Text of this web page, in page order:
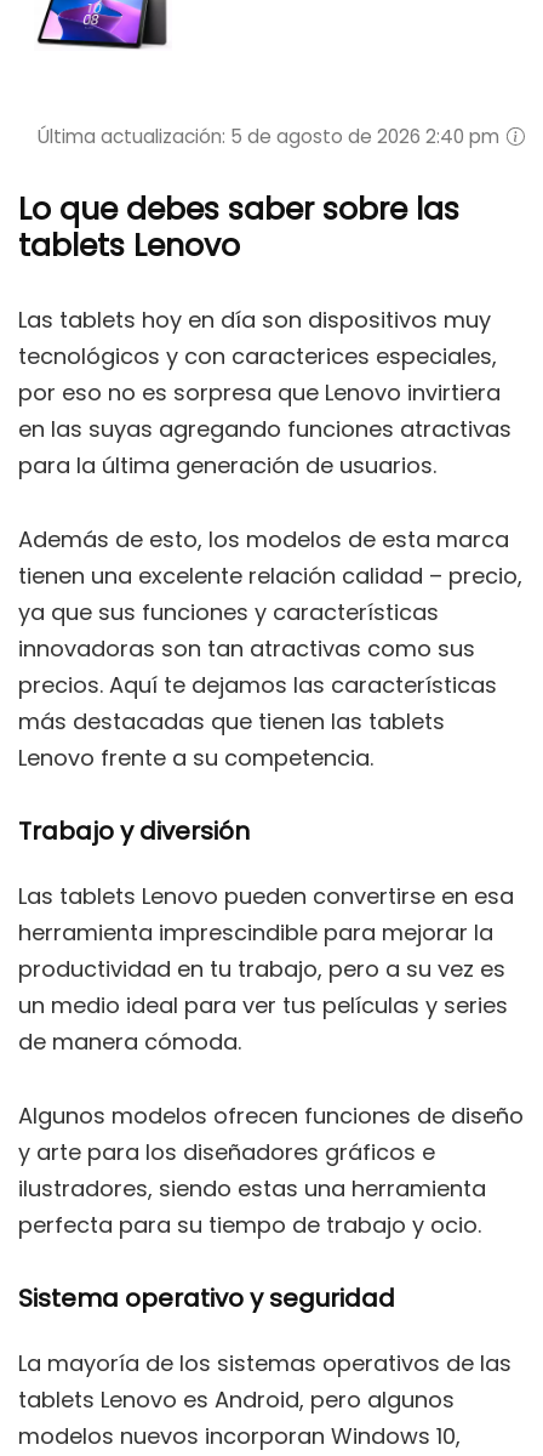
Última actualización: 5 de agosto de 2026 2:40 pm
Lo que debes saber sobre las
tablets Lenovo
Las tablets hoy en día son dispositivos muy
tecnológicos y con caracterices especiales,
por eso no es sorpresa que Lenovo invirtiera
en las suyas agregando funciones atractivas
para la última generación de usuarios.
Además de esto, los modelos de esta marca
tienen una excelente relación calidad – precio,
ya que sus funciones y características
innovadoras son tan atractivas como sus
precios. Aquí te dejamos las características
más destacadas que tienen las tablets
Lenovo frente a su competencia.
Trabajo y diversión
Las tablets Lenovo pueden convertirse en esa
herramienta imprescindible para mejorar la
productividad en tu trabajo, pero a su vez es
un medio ideal para ver tus películas y series
de manera cómoda.
Algunos modelos ofrecen funciones de diseño
y arte para los diseñadores gráficos e
ilustradores, siendo estas una herramienta
perfecta para su tiempo de trabajo y ocio.
Sistema operativo y seguridad
La mayoría de los sistemas operativos de las
tablets Lenovo es Android, pero algunos
modelos nuevos incorporan Windows 10,